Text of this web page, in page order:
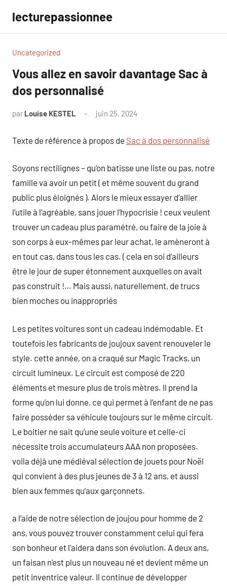
contenu
lecturepassionnee
Uncategorized
Vous allez en savoir davantage Sac à
dos personnalisé
par Louise KESTEL juin 25, 2024
Texte de référence à propos de Sac à dos personnalisé
Soyons rectilignes – qu’on batisse une liste ou pas, notre
famille va avoir un petit ( et même souvent du grand
public plus éloignés ). Alors le mieux essayer d’allier
l’utile à l’agréable, sans jouer l’hypocrisie ! ceux veulent
trouver un cadeau plus paramétré, ou faire de la joie à
son corps à eux-mêmes par leur achat, le amèneront à
en tout cas, dans tous les cas. ( cela en soi d’ailleurs
être le jour de super étonnement auxquelles on avait
pas construit !… Mais aussi, naturellement, de trucs
bien moches ou inappropriés
Les petites voitures sont un cadeau indémodable. Et
toutefois les fabricants de joujoux savent renouveler le
style. cette année, on a craqué sur Magic Tracks, un
circuit lumineux. Le circuit est composé de 220
éléments et mesure plus de trois mètres. Il prend la
forme qu’on lui donne, ce qui permet à l’enfant de ne pas
faire posséder sa véhicule toujours sur le même circuit.
Le boitier ne sait qu’une seule voiture et celle-ci
nécessite trois accumulateurs AAA non proposées.
voila déjà une médiéval sélection de jouets pour Noël
qui convient à des plus jeunes de 3 à 12 ans, et aussi
bien aux femmes qu’aux garçonnets.
a l’aide de notre sélection de joujou pour homme de 2
ans, vous pouvez trouver constamment celui qui fera
son bonheur et l’aidera dans son évolution. A deux ans,
un faisan n’est plus un nouveau né et devient même un
petit inventrice valeur. Il continue de développer